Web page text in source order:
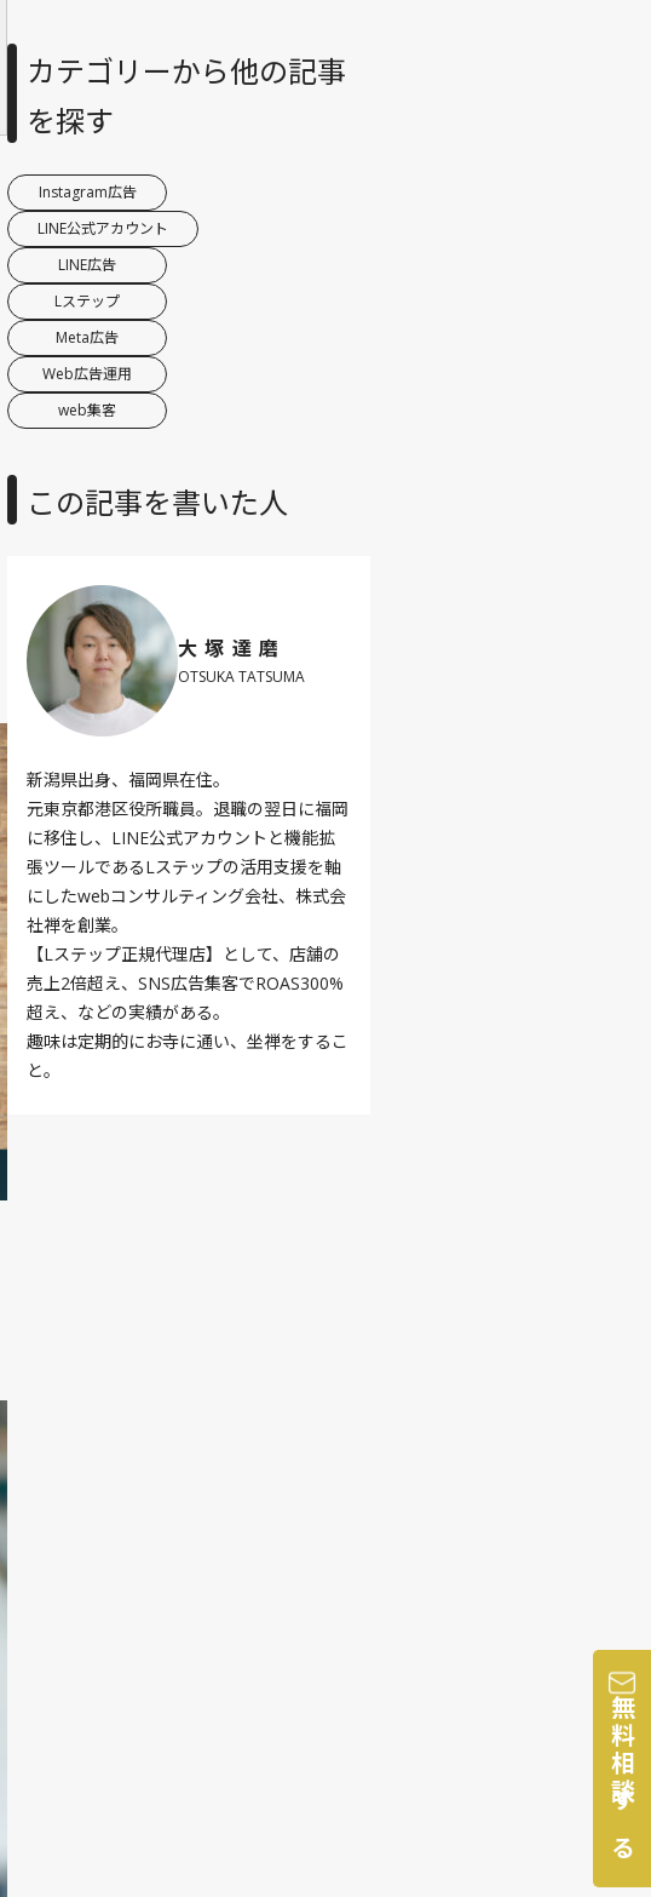
無料相談する
きる見直すべき集客
の新常識【2025年最
カテゴリーから他の記事
を探す
Instagram広告
LINE公式アカウント
LINE広告
Lステップ
Meta広告
Web広告運用
web集客
この記事を書いた人
大塚達磨
OTSUKA TATSUMA
新潟県出身、福岡県在住。
元東京都港区役所職員。退職の翌日に福岡
に移住し、LINE公式アカウントと機能拡
張ツールであるLステップの活用支援を軸
にしたwebコンサルティング会社、株式会
社禅を創業。
【Lステップ正規代理店】として、店舗の
売上2倍超え、SNS広告集客でROAS300%
超え、などの実績がある。
趣味は定期的にお寺に通い、坐禅をするこ
と。